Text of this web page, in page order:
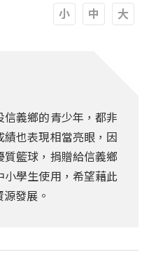
信義鄉的青少年，都非
也表現相當亮眼，因
質籃球，捐贈給信義鄉
小學生使用，希望藉此
發展。